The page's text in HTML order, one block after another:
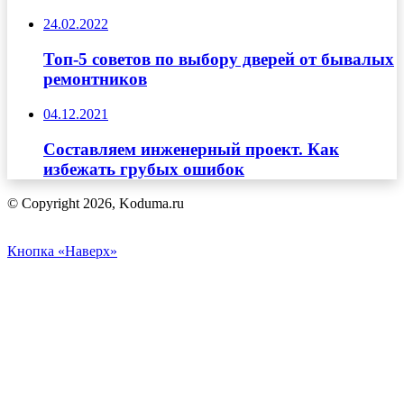
24.02.2022
Топ-5 советов по выбору дверей от бывалых
ремонтников
04.12.2021
Составляем инженерный проект. Как
избежать грубых ошибок
© Copyright 2026, Koduma.ru
Кнопка «Наверх»